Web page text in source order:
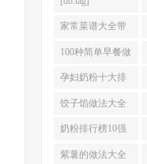
家常菜谱大全带
图片
100种简单早餐做
法大全
孕妇奶粉十大排
名
饺子馅做法大全
奶粉排行榜10强
紫薯的做法大全